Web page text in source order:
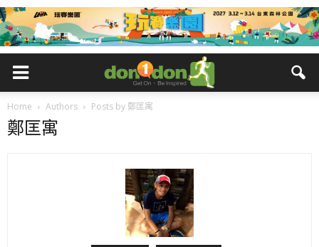
Home Authors Posts by 鄭匡寓
鄭匡寓